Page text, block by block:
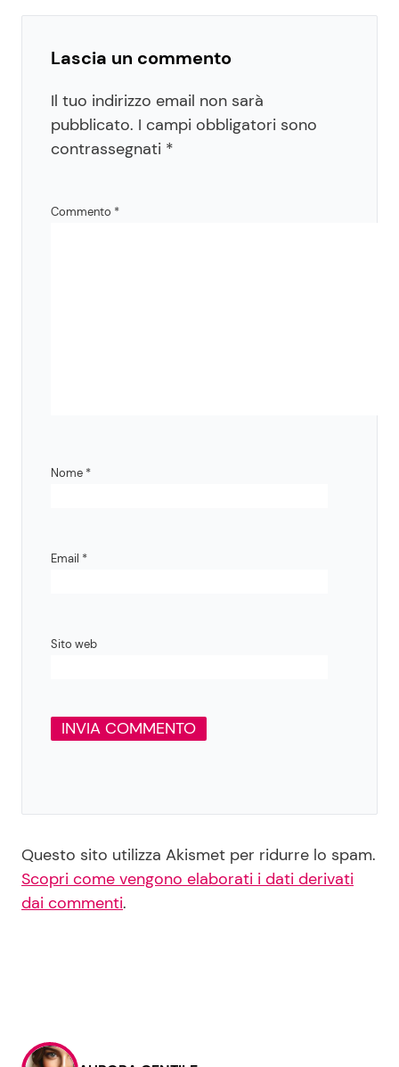
Lascia un commento
Il tuo indirizzo email non sarà
pubblicato. I campi obbligatori sono
contrassegnati *
Commento *
Nome *
Email *
Sito web
Questo sito utilizza Akismet per ridurre lo spam.
Scopri come vengono elaborati i dati derivati
dai commenti.